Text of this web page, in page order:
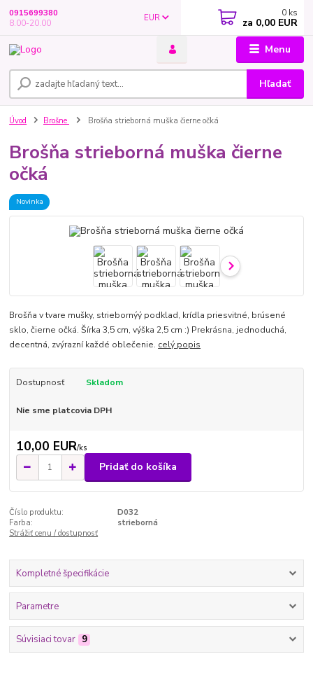
Menu
EUR
Hľadať
0915699380
8.00-20.00
0 ks
za 0,00 EUR
Úvod Brošne Brošňa strieborná muška čierne očká
Brošňa strieborná muška čierne
očká
Novinka
Brošňa v tvare mušky, striebornýý podklad, krídla priesvitné, brúsené
sklo, čierne očká. Šírka 3,5 cm, výška 2,5 cm :) Prekrásna, jednoduchá,
decentná, zvýrazní každé oblečenie. celý popis
Dostupnosť Skladom
Nie sme platcovia DPH
10,00 EUR/ks
Pridať do košíka
Číslo produktu:
D032
Farba:
strieborná
Strážiť cenu / dostupnosť
Kompletné špecifikácie
Parametre
Súvisiaci tovar 9